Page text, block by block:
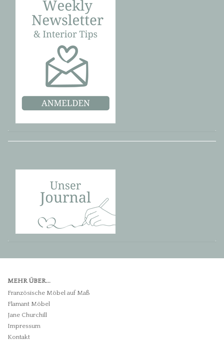
MEHR ÜBER...
Französische Möbel auf Maß
Flamant Möbel
Jane Churchill
Impressum
Kontakt